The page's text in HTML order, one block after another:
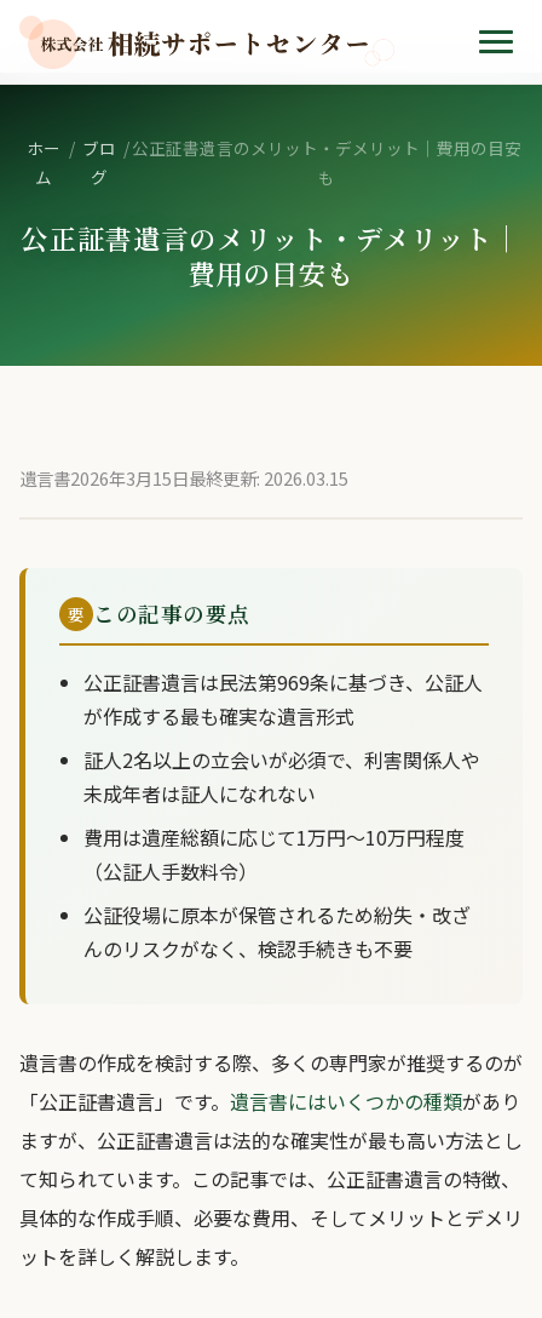
ホー
ム
/ ブロ
グ
/公正証書遺言のメリット・デメリット｜費用の目安
も
公正証書遺言のメリット・デメリット｜
費用の目安も
遺言書2026年3月15日最終更新: 2026.03.15
要 この記事の要点
公正証書遺言は民法第969条に基づき、公証人
が作成する最も確実な遺言形式
証人2名以上の立会いが必須で、利害関係人や
未成年者は証人になれない
費用は遺産総額に応じて1万円〜10万円程度
（公証人手数料令）
公証役場に原本が保管されるため紛失・改ざ
んのリスクがなく、検認手続きも不要
遺言書の作成を検討する際、多くの専門家が推奨するのが
「公正証書遺言」です。 遺言書にはいくつかの種類があり
ますが、公正証書遺言は法的な確実性が最も高い方法とし
て知られています。この記事では、公正証書遺言の特徴、
具体的な作成手順、必要な費用、そしてメリットとデメリ
ットを詳しく解説します。